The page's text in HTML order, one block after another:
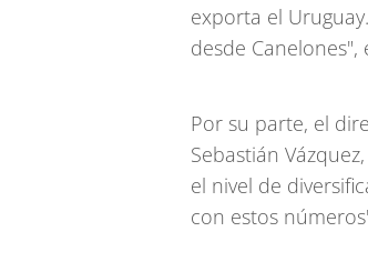
exporta el
desde Canelones",
Por su parte, el
Sebastián
el nivel de
con estos